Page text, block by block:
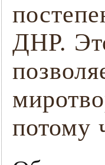
ДНР.
потому